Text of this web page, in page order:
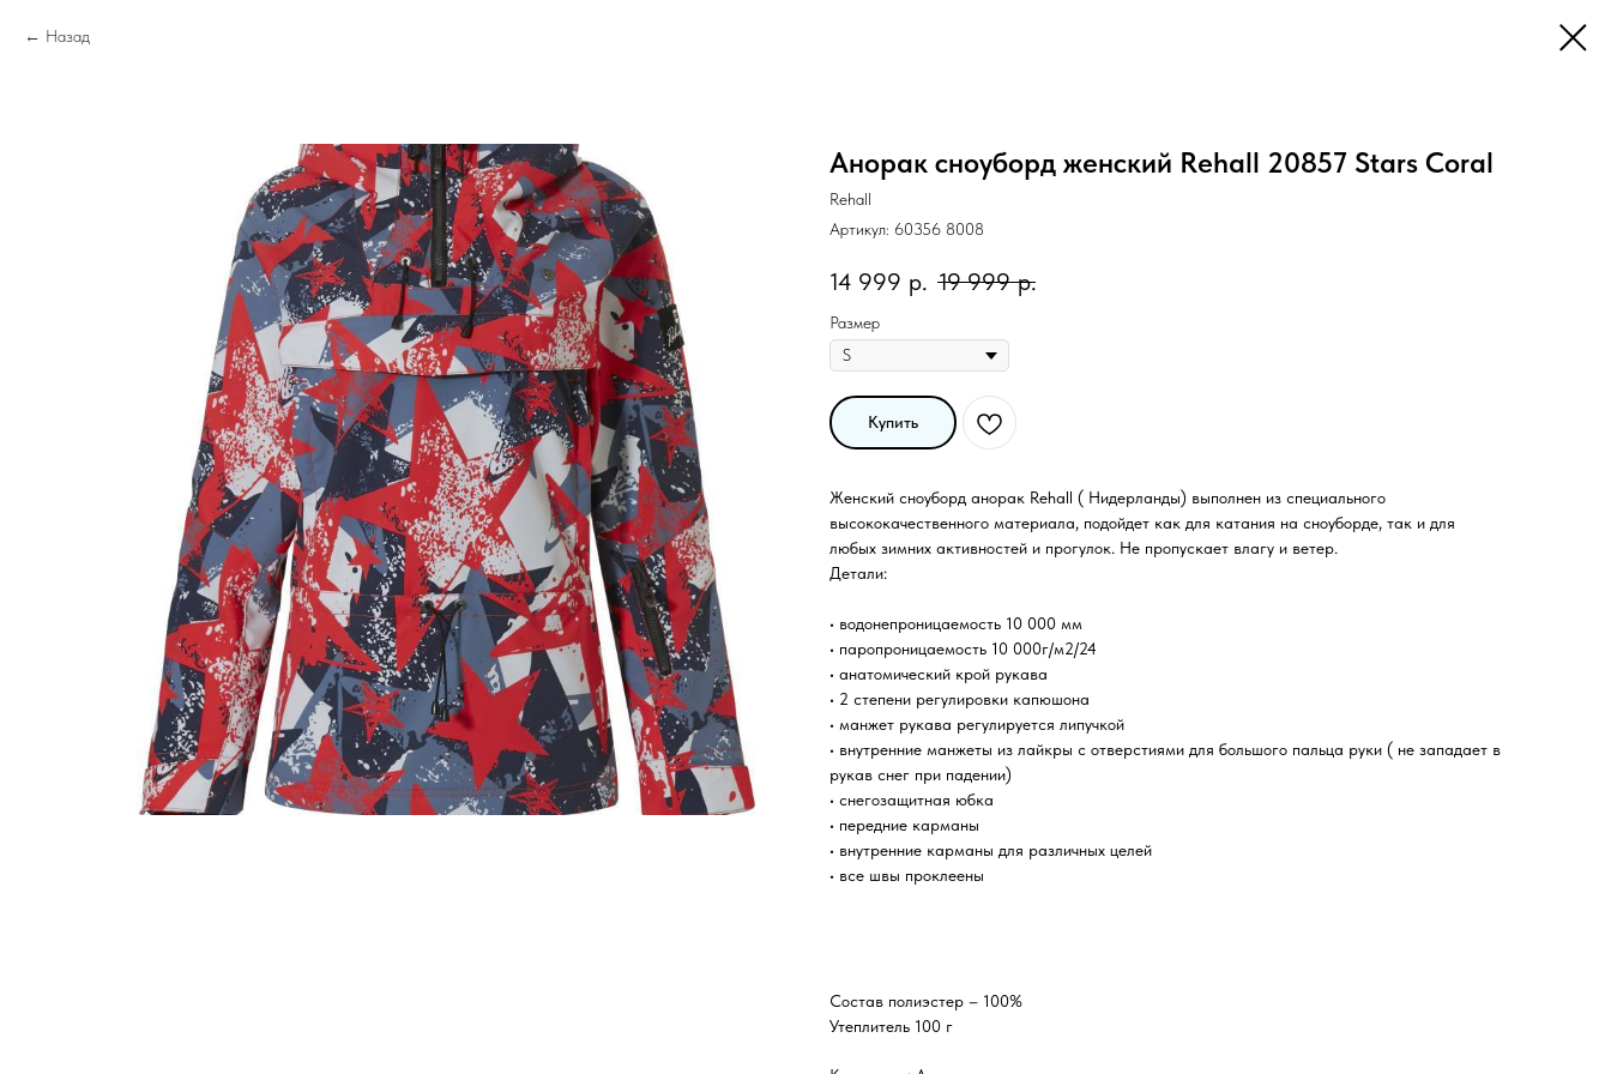
Назад
Анорак сноуборд женский Rehall 20857 Stars Coral
Rehall
Артикул: 60356 8008
14 999 р. 19 999 р.
Размер
Купить
Женский сноуборд анорак Rehall ( Нидерланды) выполнен из специального
высококачественного материала, подойдет как для катания на сноуборде, так и для
любых зимних активностей и прогулок. Не пропускает влагу и ветер.
Детали:
• водонепроницаемость 10 000 мм
• паропроницаемость 10 000г/м2/24
• анатомический крой рукава
• 2 степени регулировки капюшона
• манжет рукава регулируется липучкой
• внутренние манжеты из лайкры с отверстиями для большого пальца руки ( не западает в
рукав снег при падении)
• снегозащитная юбка
• передние карманы
• внутренние карманы для различных целей
• все швы проклеены
Состав полиэстер – 100%
Утеплитель 100 г